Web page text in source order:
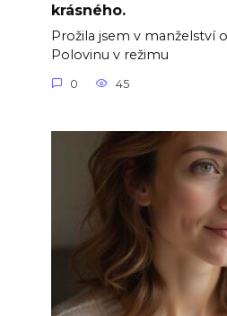
krásného.
Prožila jsem v manželství
Polovinu v režimu
0 45